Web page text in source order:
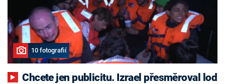
10 fotografií
Chcete jen publicitu. Izrael přesměroval loď